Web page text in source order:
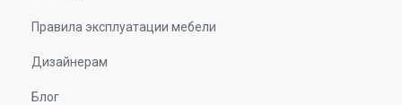
Правила эксплуатации мебели
Дизайнерам
Блог